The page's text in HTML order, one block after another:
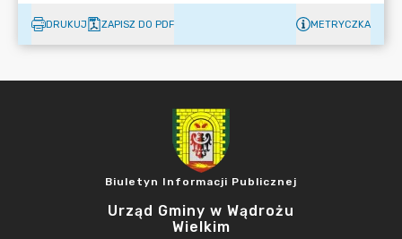
DRUKUJ ZAPISZ DO PDF METRYCZKA
Biuletyn Informacji Publicznej
Urząd Gminy w Wądrożu
Wielkim